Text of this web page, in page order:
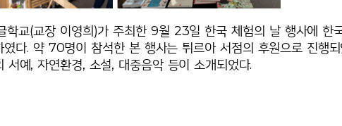
학교(교장 이영희)가 주최한 9월 23일 한국 체험의 날 행사에 한
다. 약 70명이 참석한 본 행사는 튀르아 서점의 후원으로 진행
서예, 자연환경, 소설, 대중음악 등이 소개되었다.